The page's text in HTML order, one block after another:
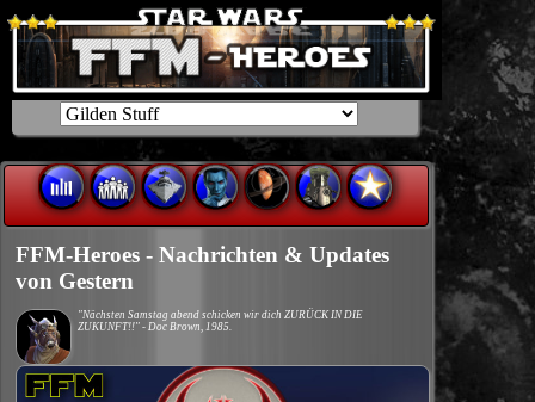
FFM-Heroes - Nachrichten & Updates
von Gestern
"Nächsten Samstag abend schicken wir dich ZURÜCK IN DIE
ZUKUNFT!!" - Doc Brown, 1985.